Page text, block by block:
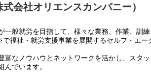
会社オリエンスカンパニー）
一般就労を目指して、様々な業務、作業、訓練
福祉・就労支援事業を展開するセルフ・エー
富なノウハウとネットワークを活かし、スタ
んでいます。